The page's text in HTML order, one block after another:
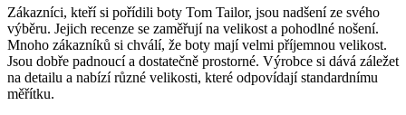
Zákazníci, kteří si pořídili boty Tom​ Tailor, ⁤jsou nadšení ze svého
výběru. Jejich recenze⁤ se​ zaměřují ‍na velikost a ‌pohodlné nošení.⁤
Mnoho ⁣zákazníků si ‍chválí, že boty mají velmi příjemnou velikost.⁣
Jsou dobře padnoucí a dostatečně prostorné. Výrobce si dává záležet
na detailu a nabízí různé velikosti, které‍ odpovídají standardnímu
měřítku.